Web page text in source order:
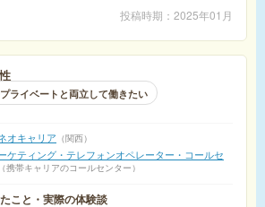
投稿時期 2025年01月
ライベートと両立して働きたい
オキャリア 関西
ケティング・テレフォンオペレーター・コールセ
携帯キャリアのコールセンター
こと・実際の体験談